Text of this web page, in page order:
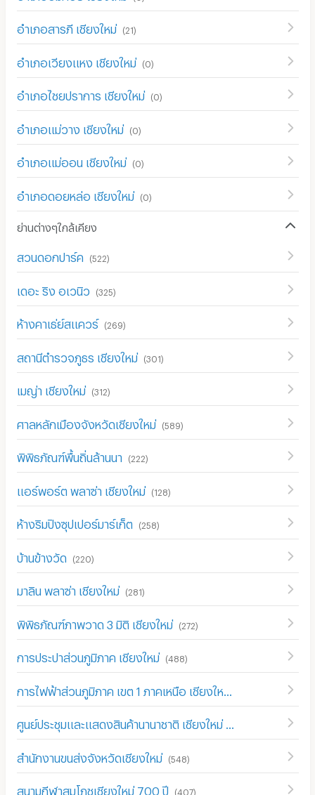
อำเภอสารภี เชียงใหม่ (21)
อำเภอเวียงแหง เชียงใหม่ (0)
อำเภอไชยปราการ เชียงใหม่ (0)
อำเภอแม่วาง เชียงใหม่ (0)
อำเภอแม่ออน เชียงใหม่ (0)
อำเภอดอยหล่อ เชียงใหม่ (0)
ย่านต่างๆใกล้เคียง
สวนดอกปาร์ค (522)
เดอะ ริง อเวนิว (325)
ห้างคาเธ่ย์สแควร์ (269)
สถานีตำรวจภูธร เชียงใหม่ (301)
เมญ่า เชียงใหม่ (312)
ศาลหลักเมืองจังหวัดเชียงใหม่ (589)
พิพิธภัณฑ์พื้นถิ่นล้านนา (222)
แอร์พอร์ต พลาซ่า เชียงใหม่ (128)
ห้างริมปิงซุปเปอร์มาร์เก็ต (258)
บ้านข้างวัด (220)
มาลิน พลาซ่า เชียงใหม่ (281)
พิพิธภัณฑ์ภาพวาด 3 มิติ เชียงใหม่ (272)
การประปาส่วนภูมิภาค เชียงใหม่ (488)
สำนักงานขนส่งจังหวัดเชียงใหม่ (548)
สนามกีฬาสมโภชเชียงใหม่ 700 ปี (407)